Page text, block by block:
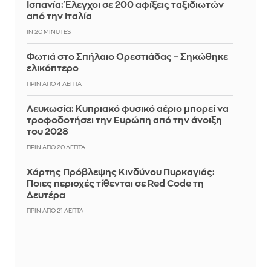
Ισπανία: Έλεγχοι σε 200 αφίξεις ταξιδιωτών
από την Ιταλία
IN 20 MINUTES
Φωτιά στο Σπήλαιο Ορεστιάδας – Σηκώθηκε
ελικόπτερο
ΠΡΙΝ ΑΠΌ 4 ΛΕΠΤΆ
Λευκωσία: Κυπριακό φυσικό αέριο μπορεί να
τροφοδοτήσει την Ευρώπη από την άνοιξη
του 2028
ΠΡΙΝ ΑΠΌ 20 ΛΕΠΤΆ
Χάρτης Πρόβλεψης Κινδύνου Πυρκαγιάς:
Ποιες περιοχές τίθενται σε Red Code τη
Δευτέρα
ΠΡΙΝ ΑΠΌ 21 ΛΕΠΤΆ